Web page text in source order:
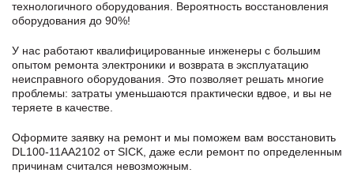
технологичного оборудования. Вероятность восстановления
оборудования до 90%!
У нас работают квалифицированные инженеры с большим
опытом ремонта электроники и возврата в эксплуатацию
неисправного оборудования. Это позволяет решать многие
проблемы: затраты уменьшаются практически вдвое, и вы не
теряете в качестве.
Оформите заявку на ремонт и мы поможем вам восстановить
DL100-11AA2102 от SICK, даже если ремонт по определенным
причинам считался невозможным.